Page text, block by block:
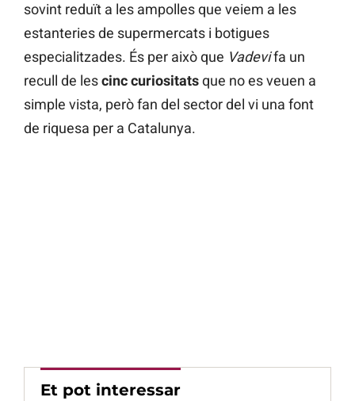
sovint reduït a les ampolles que veiem a les
estanteries de supermercats i botigues
especialitzades. És per això que Vadevifa un
recull de lescinc curiositatsque no es veuen a
simple vista, però fan del sector del vi una font
de riquesa per a Catalunya.
Et pot interessar